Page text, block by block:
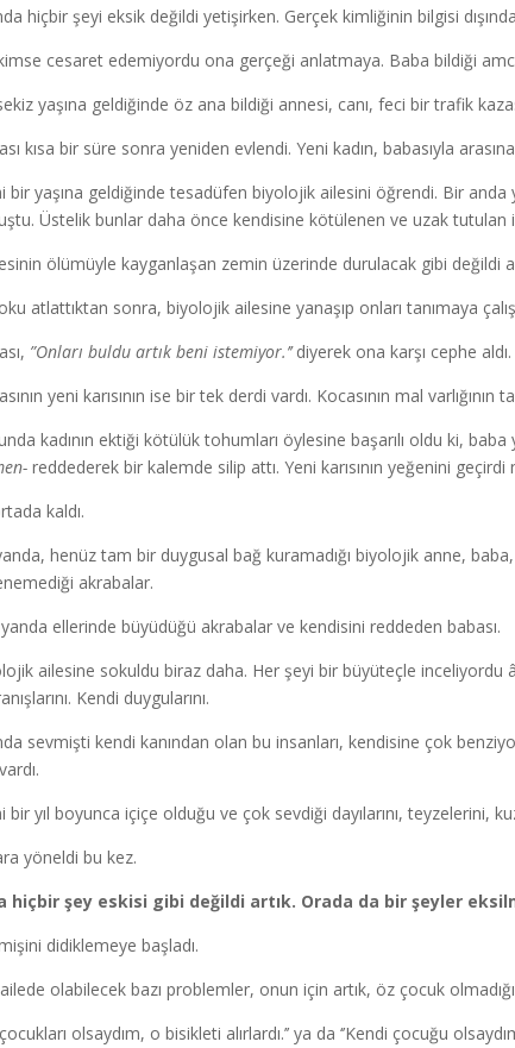
hiçbir şeyi eksik değildi yetişirken. Gerçek kimliğinin bilgisi
cesaret edemiyordu ona gerçeği anlatmaya. Baba bildiği
yaşına geldiğinde öz ana bildiği annesi, canı, feci bir trafik
kısa bir süre sonra yeniden evlendi. Yeni kadın, babasıyla
bir yaşına geldiğinde tesadüfen biyolojik ailesini öğrendi. Bir anda
Üstelik bunlar daha önce kendisine kötülenen ve uzak tutulan
ölümüyle kayganlaşan zemin üzerinde durulacak gibi değildi
atlattıktan sonra, biyolojik ailesine yanaşıp onları tanımaya
”Onları buldu artık beni istemiyor.’’diyerek ona karşı cephe aldı.
yeni karısının ise bir tek derdi vardı. Kocasının mal varlığının
kadının ektiği kötülük tohumları öylesine başarılı oldu ki,
reddederek bir kalemde silip attı. Yeni karısının yeğenini
kaldı.
henüz tam bir duygusal bağ kuramadığı biyolojik anne,
akrabalar.
ellerinde büyüdüğü akrabalar ve kendisini reddeden babası.
ailesine sokuldu biraz daha. Her şeyi bir büyüteçle inceliyordu
Kendi duygularını.
sevmişti kendi kanından olan bu insanları, kendisine çok
bir yıl boyunca içiçe olduğu ve çok sevdiği dayılarını, teyzelerini,
yöneldi bu kez.
hiçbir şey eskisi gibi değildi artık. Orada da bir şeyler
didiklemeye başladı.
olabilecek bazı problemler, onun için artık, öz çocuk
çocukları olsaydım, o bisikleti alırlardı.’’ ya da ‘’Kendi çocuğu